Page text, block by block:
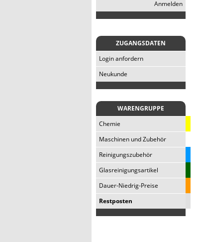
Anmelden
ZUGANGSDATEN
Login anfordern
Neukunde
WARENGRUPPE
Chemie
Maschinen und Zubehör
Reinigungszubehör
Glasreinigungsartikel
Dauer-Niedrig-Preise
Restposten